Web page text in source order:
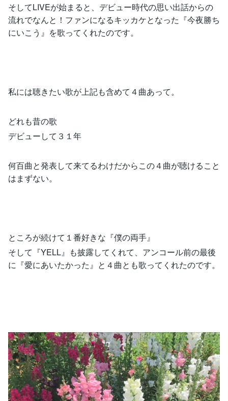
そしてLIVEが始まると、デビュー時代の思い出話からの
流れでなんと！ファンになるキッカケとなった『今夜勝ち
にいこう』を歌ってくれたのです。
私には聴きたい歌が上記も含めて４曲あって。
どれも昔の歌
デビューして３１年
何百曲と発表して来てるわけだからこの４曲が聴けること
はまずない。
ところが続けて１番好きな『僕の両手』
そして『YELL』も披露してくれて、アンコール前の最後
に『愛にあいたかった』と４曲とも歌ってくれたのです。